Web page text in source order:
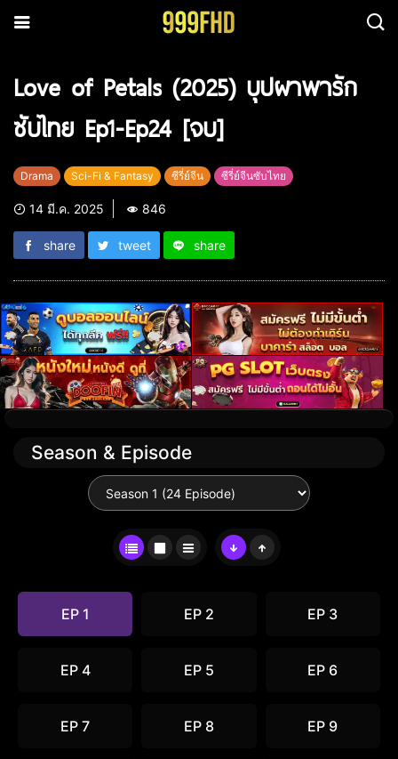
Love of Petals (2025) บุปผาพารัก
ซับไทย Ep1-Ep24 [จบ]
Drama Sci-Fi & Fantasy ซีรี่ย์จีน ซีรี่ย์จีนซับไทย
14 มี.ค. 2025 846
share tweet share
Season & Episode
EP 1 EP 2 EP 3
EP 4 EP 5 EP 6
EP 7 EP 8 EP 9